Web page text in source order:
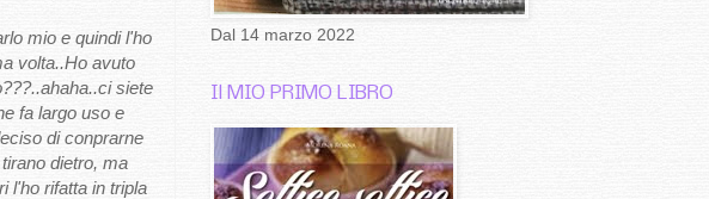
mio e quindi l'ho
volta..Ho avuto
siete
fa largo uso e
di conprarne
dietro, ma
l'ho rifatta in tripla
Dal 14 marzo 2022
Il MIO PRIMO LIBRO